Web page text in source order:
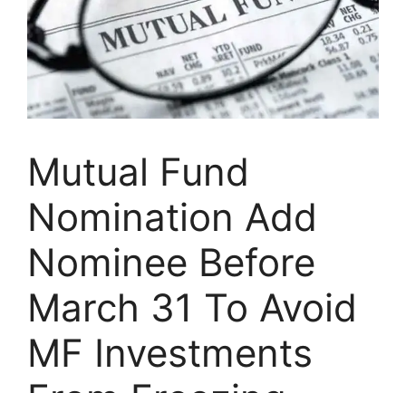
Mutual Fund
Nomination Add
Nominee Before
March 31 To Avoid
MF Investments